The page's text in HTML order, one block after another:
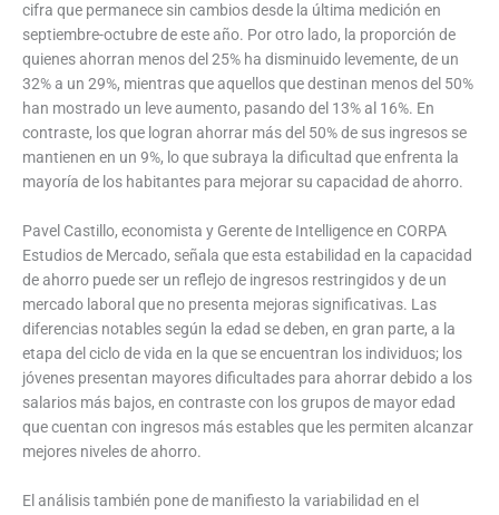
cifra que permanece sin cambios desde la última medición en
septiembre-octubre de este año. Por otro lado, la proporción de
quienes ahorran menos del 25% ha disminuido levemente, de un
32% a un 29%, mientras que aquellos que destinan menos del 50%
han mostrado un leve aumento, pasando del 13% al 16%. En
contraste, los que logran ahorrar más del 50% de sus ingresos se
mantienen en un 9%, lo que subraya la dificultad que enfrenta la
mayoría de los habitantes para mejorar su capacidad de ahorro.
Pavel Castillo, economista y Gerente de Intelligence en CORPA
Estudios de Mercado, señala que esta estabilidad en la capacidad
de ahorro puede ser un reflejo de ingresos restringidos y de un
mercado laboral que no presenta mejoras significativas. Las
diferencias notables según la edad se deben, en gran parte, a la
etapa del ciclo de vida en la que se encuentran los individuos; los
jóvenes presentan mayores dificultades para ahorrar debido a los
salarios más bajos, en contraste con los grupos de mayor edad
que cuentan con ingresos más estables que les permiten alcanzar
mejores niveles de ahorro.
El análisis también pone de manifiesto la variabilidad en el